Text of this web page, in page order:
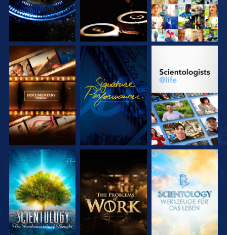
SERIE
ENTDECKEN
ANSEHEN
SERIE
SERIE
ENTDECKEN
SERIE
ENTDECKEN
SERIE
ENTDECKEN